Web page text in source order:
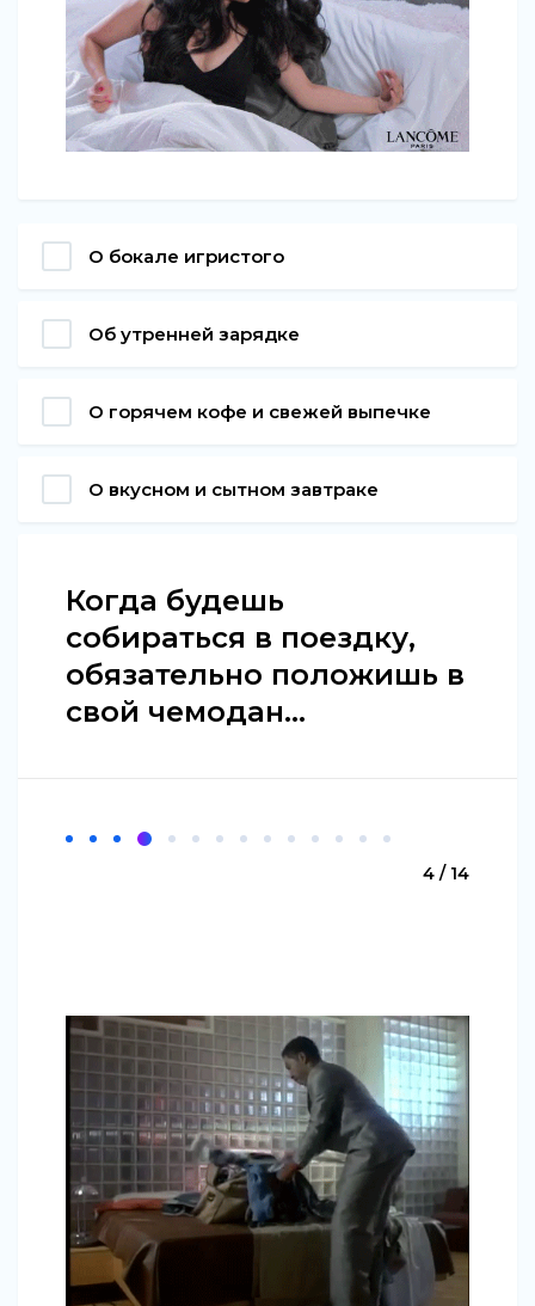
О бокале игристого
Об утренней зарядке
О горячем кофе и свежей выпечке
О вкусном и сытном завтраке
Когда будешь
собираться в поездку,
обязательно положишь в
свой чемодан...
4 / 14